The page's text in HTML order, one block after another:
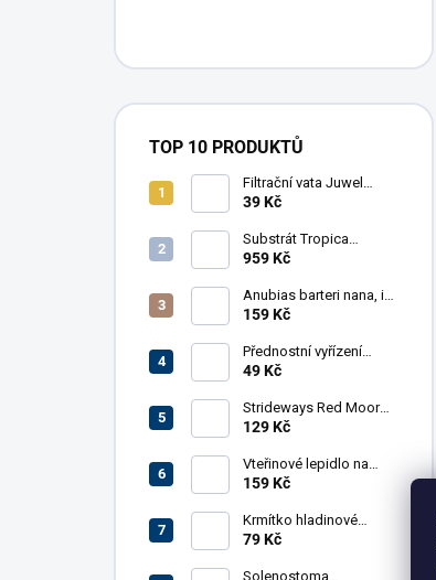
TOP 10 PRODUKTŮ
Filtrační vata Juwel
BioPad pro Bioflow 3.0,
39 Kč
Substrát Tropica
Aquarium Soil, 9 l
959 Kč
Anubias barteri nana, in-
vitro
159 Kč
Přednostní vyřízení
objednávky
49 Kč
Strideways Red Moor
Wood 100g
129 Kč
Vteřinové lepidlo na
rostliny Me Aquaristic
159 Kč
Krmítko hladinové
AkvaX s přísavkou,
79 Kč
Solenostoma